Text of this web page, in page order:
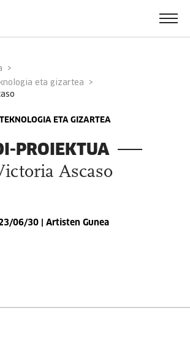
eta gizartea
ETA GIZARTEA
PROIEKTUA
Ascaso
06/30 | Artisten Gunea